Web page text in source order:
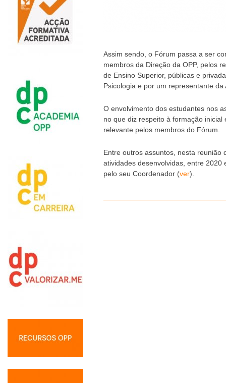
Assim sendo, o Fórum passa a ser
membros da Direção da OPP, pelos
de Ensino Superior, públicas e
Psicologia e por um representante da
O envolvimento dos estudantes nos
no que diz respeito à formação
relevante pelos membros do Fórum.
Entre outros assuntos, nesta reunião
atividades desenvolvidas, entre
pelo seu Coordenador (ver).